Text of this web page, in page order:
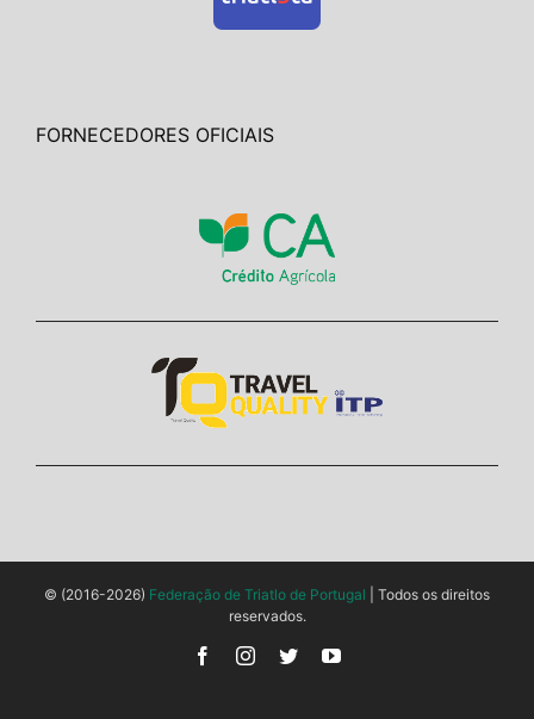
FORNECEDORES OFICIAIS
© (2016-2026) Federação de Triatlo de Portugal | Todos os direitos
reservados.
FacebookInstagram
TwitterYouTube